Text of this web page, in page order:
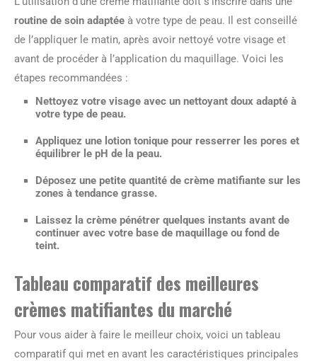
routine de soin adaptée à votre type de peau. Il est conseillé
de l’appliquer le matin, après avoir nettoyé votre visage et
avant de procéder à l’application du maquillage. Voici les
étapes recommandées :
Nettoyez votre visage avec un nettoyant doux adapté à
votre type de peau.
Appliquez une lotion tonique pour resserrer les pores et
équilibrer le pH de la peau.
Déposez une petite quantité de crème matifiante sur les
zones à tendance grasse.
Laissez la crème pénétrer quelques instants avant de
continuer avec votre base de maquillage ou fond de
teint.
Tableau comparatif des meilleures
crèmes matifiantes du marché
Pour vous aider à faire le meilleur choix, voici un tableau
comparatif qui met en avant les caractéristiques principales